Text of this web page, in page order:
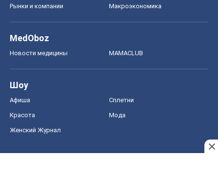
Рынки и компании Mакроэкономика
MedOboz
Новости медицины MAMACLUB
Шоу
Афиша Сплетни
Красота Мода
Женский Журнал